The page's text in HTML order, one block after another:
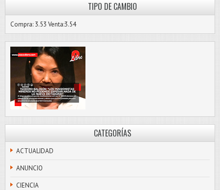
TIPO DE CAMBIO
Compra: 3.53 Venta:3.54
CATEGORÍAS
ACTUALIDAD
ANUNCIO
CIENCIA